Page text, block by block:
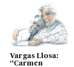
Vargas Llosa:
“Carmen